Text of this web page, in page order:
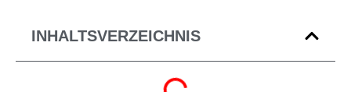
INHALTSVERZEICHNIS